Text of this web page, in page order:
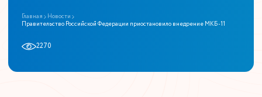
Главная
Новости
Правительство Российской Федерации приостановило внедрение МКБ-11
2270